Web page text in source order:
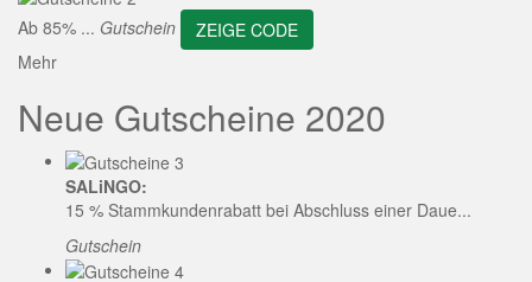
Ab 85% ... Gutschein
ZEIGE CODE
Mehr
Neue Gutscheine 2020
SALiNGO:
15 % Stammkundenrabatt bei Abschluss einer Daue...
Gutschein